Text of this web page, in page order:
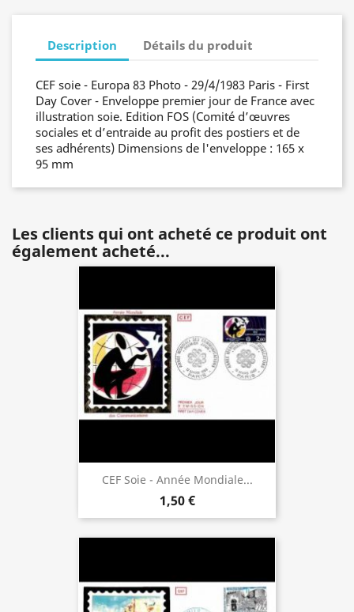
Description Détails du produit
CEF soie - Europa 83 Photo - 29/4/1983 Paris - First
Day Cover - Enveloppe premier jour de France avec
illustration soie. Edition FOS (Comité d’œuvres
sociales et d’entraide au profit des postiers et de
ses adhérents) Dimensions de l'enveloppe : 165 x
95 mm
Les clients qui ont acheté ce produit ont
également acheté...
CEF Soie - Année Mondiale...
1,50 €